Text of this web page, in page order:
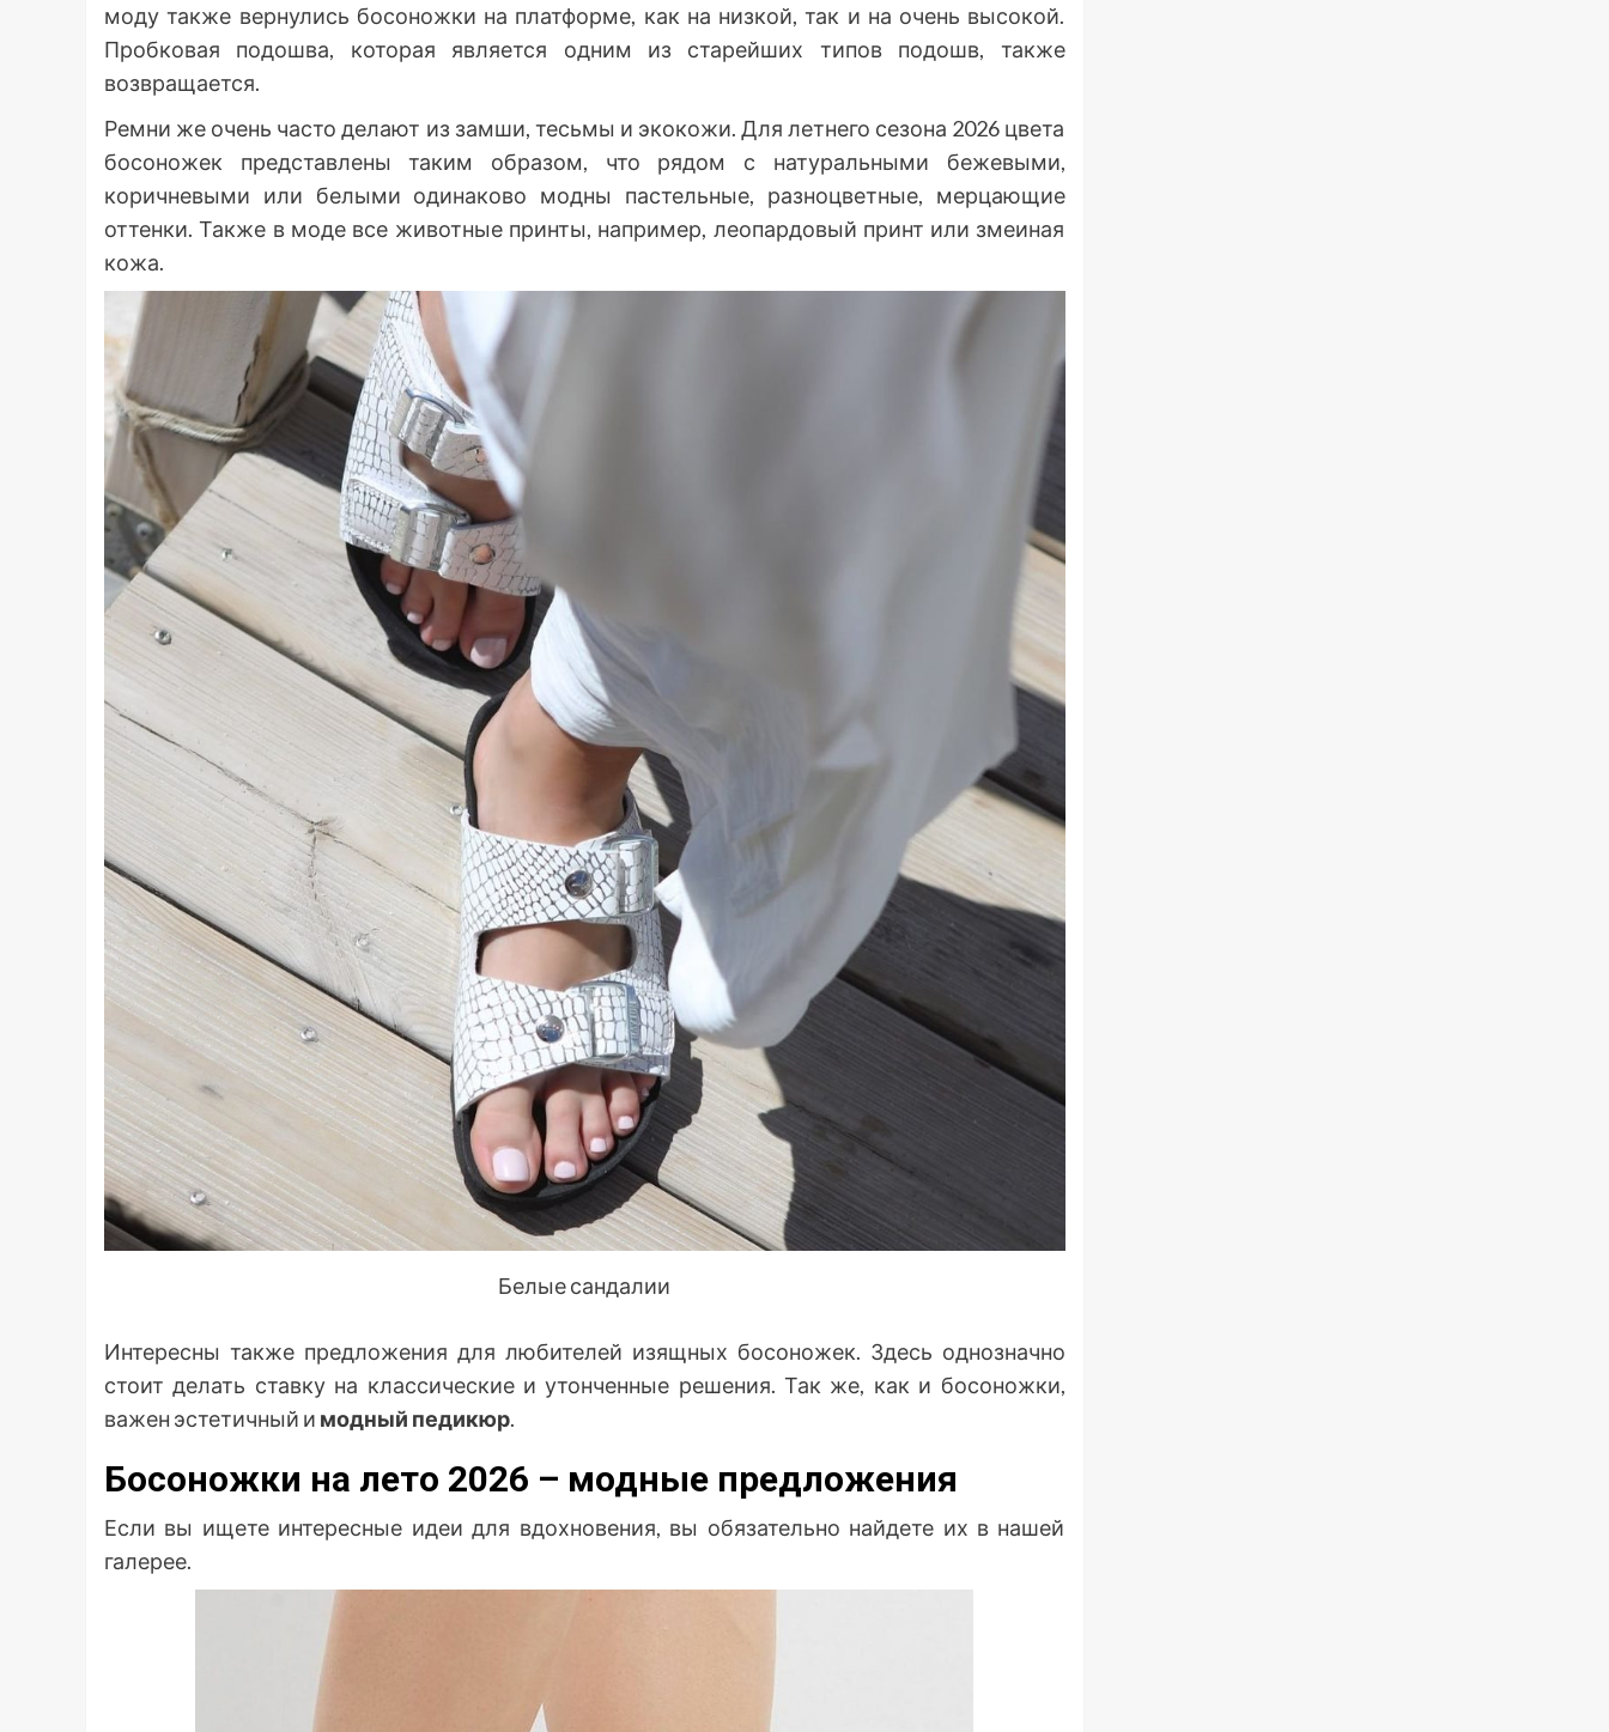
моду также вернулись босоножки на платформе, как на низкой, так и на очень высокой.
Пробковая подошва, которая является одним из старейших типов подошв, также
возвращается.
Ремни же очень часто делают из замши, тесьмы и экокожи. Для летнего сезона 2026 цвета
босоножек представлены таким образом, что рядом с натуральными бежевыми,
коричневыми или белыми одинаково модны пастельные, разноцветные, мерцающие
оттенки. Также в моде все животные принты, например, леопардовый принт или змеиная
кожа.
Белые сандалии
Интересны также предложения для любителей изящных босоножек. Здесь однозначно
стоит делать ставку на классические и утонченные решения. Так же, как и босоножки,
важен эстетичный и модный педикюр.
Босоножки на лето 2026 – модные предложения
Если вы ищете интересные идеи для вдохновения, вы обязательно найдете их в нашей
галерее.